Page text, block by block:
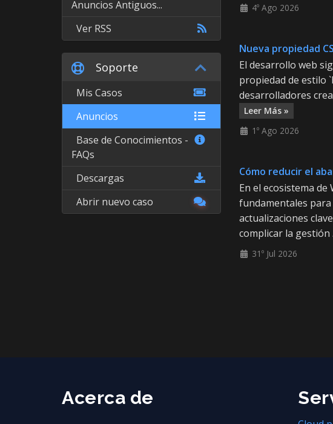
Anuncios Antiguos...
Ver RSS
4º Ago 2026
Nueva propiedad
El desarrollo web
propiedad de estilo
desarrolladores
Leer Más »
1º Ago 2026
Cómo reducir el
En el ecosistema
fundamentales
actualizaciones
complicar la gestión
31º Jul 2026
Soporte
Mis Casos
Anuncios
Base de Conocimientos -
FAQs
Descargas
Abrir nuevo caso
Acerca de